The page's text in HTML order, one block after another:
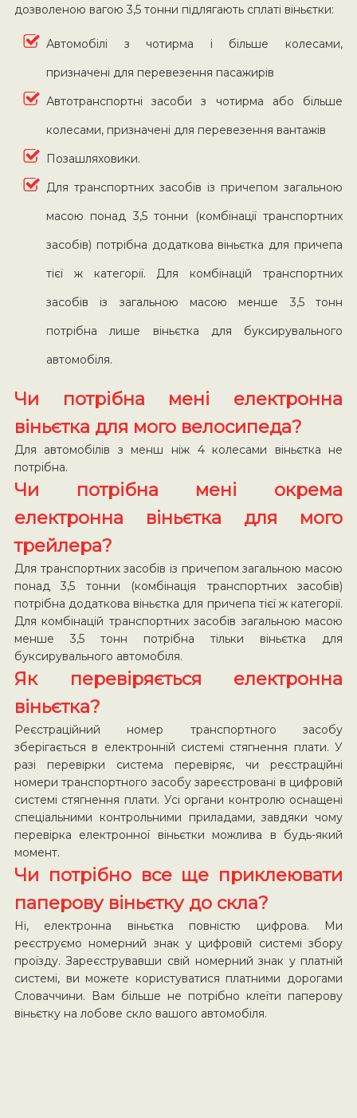
дозволеною вагою 3,5 тонни підлягають сплаті віньєтки:
Автомобілі з чотирма і більше колесами,
призначені для перевезення пасажирів
Автотранспортні засоби з чотирма або більше
колесами, призначені для перевезення вантажів
Позашляховики.
Для транспортних засобів із причепом загальною
масою понад 3,5 тонни (комбінації транспортних
засобів) потрібна додаткова віньєтка для причепа
тієї ж категорії. Для комбінацій транспортних
засобів із загальною масою менше 3,5 тонн
потрібна лише віньєтка для буксирувального
автомобіля.
Чи потрібна мені електронна
віньєтка для мого велосипеда?
Для автомобілів з менш ніж 4 колесами віньєтка не
потрібна.
Чи потрібна мені окрема
електронна віньєтка для мого
трейлера?
Для транспортних засобів із причепом загальною масою
понад 3,5 тонни (комбінація транспортних засобів)
потрібна додаткова віньєтка для причепа тієї ж категорії.
Для комбінацій транспортних засобів загальною масою
менше 3,5 тонн потрібна тільки віньєтка для
буксирувального автомобіля.
Як перевіряється електронна
віньєтка?
Реєстраційний номер транспортного засобу
зберігається в електронній системі стягнення плати. У
разі перевірки система перевіряє, чи реєстраційні
номери транспортного засобу зареєстровані в цифровій
системі стягнення плати. Усі органи контролю оснащені
спеціальними контрольними приладами, завдяки чому
перевірка електронної віньєтки можлива в будь-який
момент.
Чи потрібно все ще приклеювати
паперову віньєтку до скла?
Ні, електронна віньєтка повністю цифрова. Ми
реєструємо номерний знак у цифровій системі збору
проїзду. Зареєструвавши свій номерний знак у платній
системі, ви можете користуватися платними дорогами
Словаччини. Вам більше не потрібно клеїти паперову
віньєтку на лобове скло вашого автомобіля.